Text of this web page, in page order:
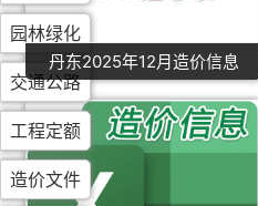
丹东2025年12月造价信息
园林绿化
交通公路
工程定额
造价文件